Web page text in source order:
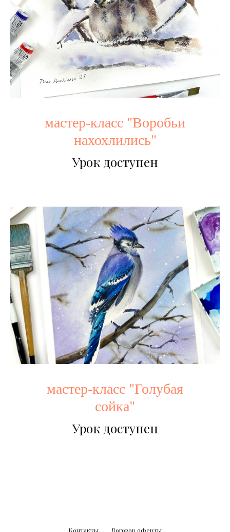
мастер-класс "Воробьи
нахохлились"
Урок доступен
мастер-класс "Голубая
сойка"
Урок доступен
Контакты Договор оферты